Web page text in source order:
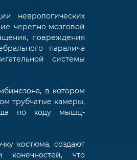
неврологических
черепно-мозговой
повреждения
паралича
системы
в котором
трубчатые камеры,
по ходу мышц-
костюма, создают
что